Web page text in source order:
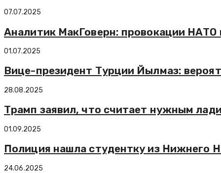
07.07.2025
Аналитик МакГоверн: провокации НАТО
01.07.2025
Вице-президент Турции Йылмаз:
28.08.2025
Трамп заявил, что считает нужным
01.09.2025
Полиция нашла студентку из Нижнего
24.06.2025